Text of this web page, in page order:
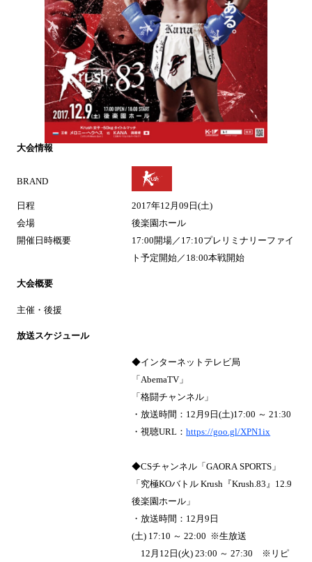
大会情報
BRAND
日程
2017年12月09日(土)
会場
後楽園ホール
開催日時概要
17:00開場／17:10プレリミナリーファイ
ト予定開始／18:00本戦開始
大会概要
主催・後援
放送スケジュール
◆インターネットテレビ局
「AbemaTV」
「格闘チャンネル」
・放送時間：12月9日(土)17:00 ～ 21:30
・視聴URL：https://goo.gl/XPN1ix
◆CSチャンネル「GAORA SPORTS」
「究極KOバトル Krush『Krush.83』12.9
後楽園ホール」
・放送時間：12月9日
(土) 17:10 ～ 22:00 ※生放送
12月12日(火) 23:00 ～ 27:30 ※リピ